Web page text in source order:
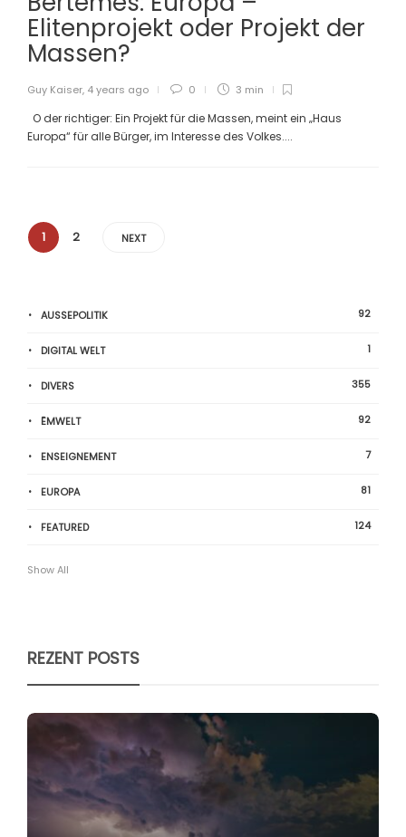
Elitenprojekt oder Projekt der
Massen?
Guy Kaiser, 4 years ago 0 3 min
O der richtiger: Ein Projekt für die Massen, meint ein „Haus
Europa“ für alle Bürger, im Interesse des Volkes....
1 2 NEXT
AUSSEPOLITIK 92
DIGITAL WELT 1
DIVERS 355
ËMWELT 92
ENSEIGNEMENT 7
EUROPA 81
FEATURED 124
Show All
REZENT POSTS